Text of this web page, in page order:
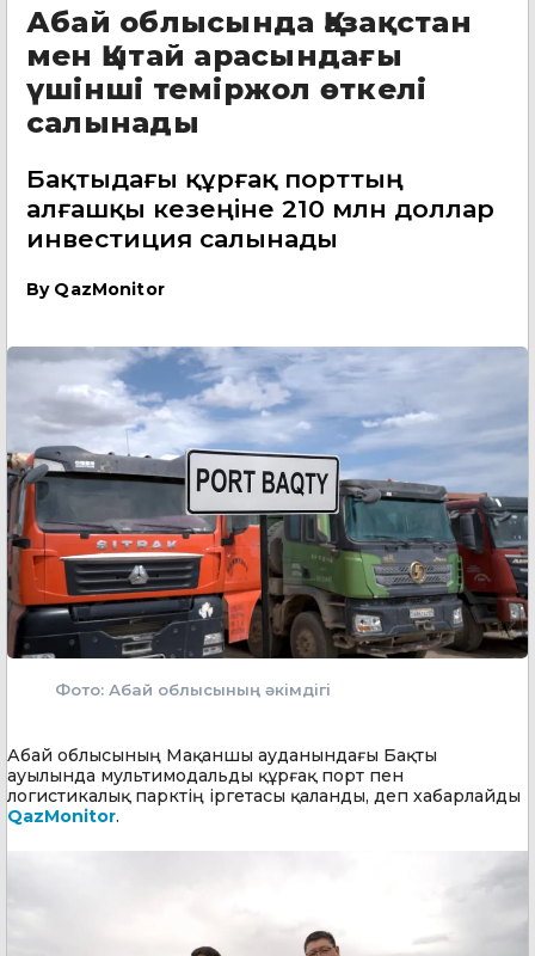
Абай облысында Қазақстан
мен Қытай арасындағы
үшінші теміржол өткелі
салынады
Бақтыдағы құрғақ порттың
алғашқы кезеңіне 210 млн доллар
инвестиция салынады
By QazMonitor
Фото: Абай облысының әкімдігі
Абай облысының Мақаншы ауданындағы Бақты
ауылында мультимодальды құрғақ порт пен
логистикалық парктің іргетасы қаланды, деп хабарлайды
QazMonitor.